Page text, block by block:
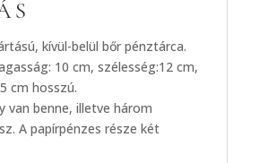
kívül-belül bőr pénztárca.
10 cm, szélesség:12 cm,
cm hosszú.
van benne, illetve három
A papírpénzes része két